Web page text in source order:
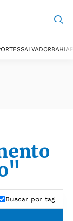
SALVADORBAHIA
Buscar por tag